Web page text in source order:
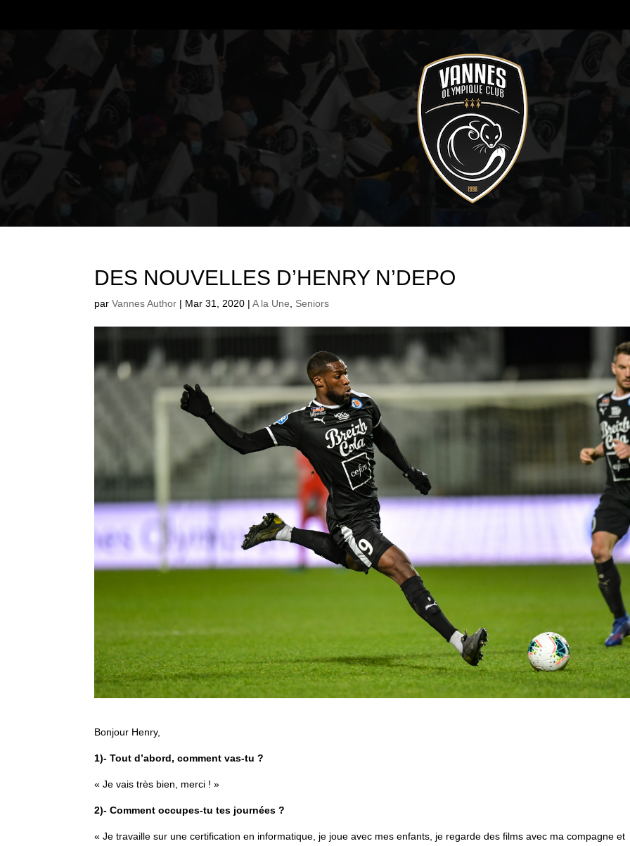
DES NOUVELLES D’HENRY N’DEPO
parVannes Author | Mar 31, 2020 |A la Une, Seniors
Bonjour Henry,
1)- Tout d’abord, comment vas-tu ?
« Je vais très bien, merci ! »
2)- Comment occupes-tu tes journées ?
« Je travaille sur une certification en informatique, je joue avec mes enfants, je regarde des films avec ma compagne et